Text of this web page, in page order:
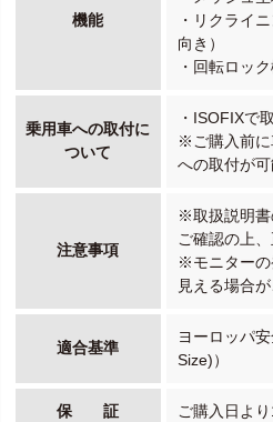
機能
・リクライ
向き）
・回転ロッ
乗用車への取付に
ついて
・ISOFIXで
※ご購入前に
への取付が可
注意事項
※取扱説明書
ご確認の上
※モニターの
見える場合が
適合基準
ヨーロッパ
Size)）
保 証 ご購入日よ